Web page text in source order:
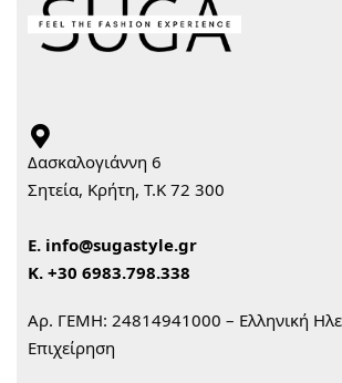
Δασκαλογιάννη 6
Σητεία, Κρήτη, Τ.Κ 72 300
Ε. info@sugastyle.gr
Κ. +30 6983.798.338
Αρ. ΓΕΜΗ: 24814941000 – Ελληνική
Επιχείρηση